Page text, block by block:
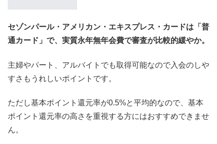
セゾンパール・アメリカン・エキスプレス・カードは「普
通カード」で、実質永年無年会費で審査が比較的緩やか。
主婦やパート、アルバイトでも取得可能なので入会のしや
すさもうれしいポイントです。
ただし基本ポイント還元率が0.5%と平均的なので、基本
ポイント還元率の高さを重視する方にはおすすめできませ
ん。